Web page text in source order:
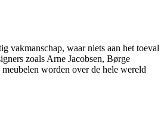
vakmanschap, waar niets aan het toeval
zoals Arne Jacobsen, Børge
worden over de hele wereld